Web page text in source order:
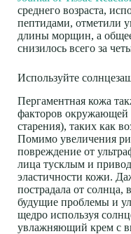
среднего возраста,
пептидами, отметили
длины морщин, а
снизилось всего за
Используйте
Пергаментная кожа
факторов окружающей
старения), таких как
Помимо увеличения
повреждение от
лица тусклым и
эластичности кожи.
пострадала от солнца,
будущие проблемы и
щедро используя
увлажняющий крем с